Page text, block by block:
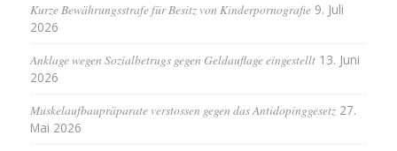
Kurze Bewährungsstrafe für Besitz von Kinderpornografie 9. Juli
2026
Anklage wegen Sozialbetrugs gegen Geldauflage eingestellt 13. Juni
2026
Muskelaufbaupräparate verstossen gegen das Antidopinggesetz 27.
Mai 2026